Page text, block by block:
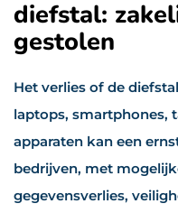
diefstal:
gestolen
Het verlies of de
laptops, smartphones,
apparaten kan een
bedrijven, met
gegevensverlies,